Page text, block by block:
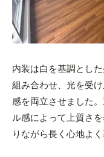
内装は白を基調とし
組み合わせ、光を受
感を両立させました
ル感によって上質さ
りながら長く心地よ